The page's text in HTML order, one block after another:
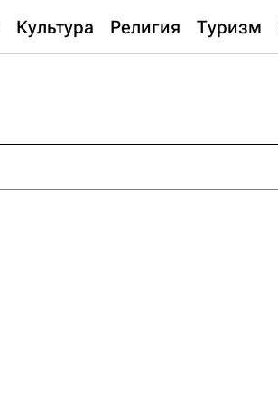
Культура Религия Туризм